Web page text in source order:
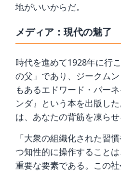
地がいいからだ。
メディア：現代の魅了
時代を進めて1928年に行
の父」であり、ジークム
もあるエドワード・バー
ンダ』という本を出版し
は、あなたの背筋を凍らせ
「大衆の組織化された習
つ知性的に操作すること
重要な要素である。この